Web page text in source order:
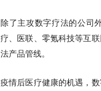
除了主攻数字疗法的公司
疗、医联、零氪科技等互
法产品管线。
疫情后医疗健康的机遇，